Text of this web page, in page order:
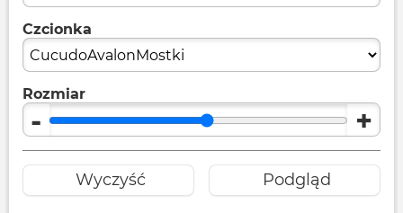
Czcionka
Rozmiar
- +
Wyczyść Podgląd